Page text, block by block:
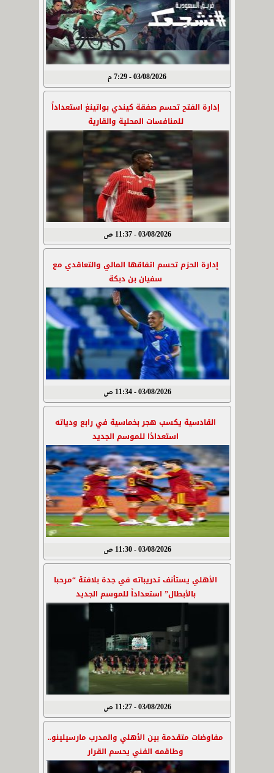
03/08/2026 - 7:29 م
إدارة الفتح تحسم صفقة كيندي بواتينغ استعداداً
للمنافسات المحلية والقارية
03/08/2026 - 11:37 ص
إدارة الحزم تحسم اتفاقها المالي والتعاقدي مع
سفيان بن دبكة
03/08/2026 - 11:34 ص
القادسية يكسب هجر بخماسية في رابع ودياته
استعدادًا للموسم الجديد
03/08/2026 - 11:30 ص
الأهلي يستأنف تدريباته في جدة بلافتة “مرحبا
بالأبطال” استعداداً للموسم الجديد
03/08/2026 - 11:27 ص
مفاوضات متقدمة بين الأهلي والمدرب مارسيلينو..
وطاقمه الفني يحسم القرار